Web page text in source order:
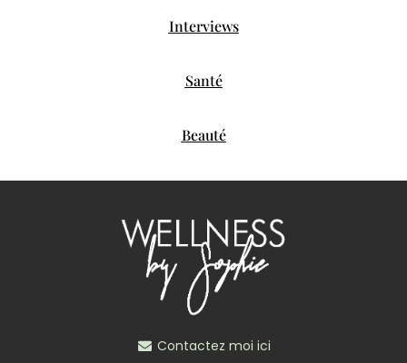
Interviews
Santé
Beauté
Contactez moi ici